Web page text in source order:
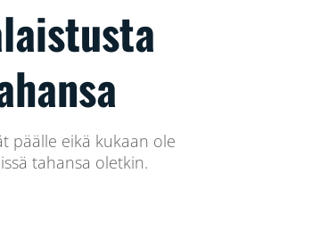
päälle eikä kukaan ole
tahansa oletkin.